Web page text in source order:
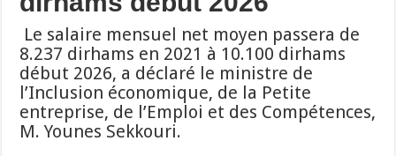
Le salaire mensuel net moyen passera de
8.237 dirhams en 2021 à 10.100 dirhams
début 2026, a déclaré le ministre de
l’Inclusion économique, de la Petite
entreprise, de l’Emploi et des Compétences,
M. Younes Sekkouri.